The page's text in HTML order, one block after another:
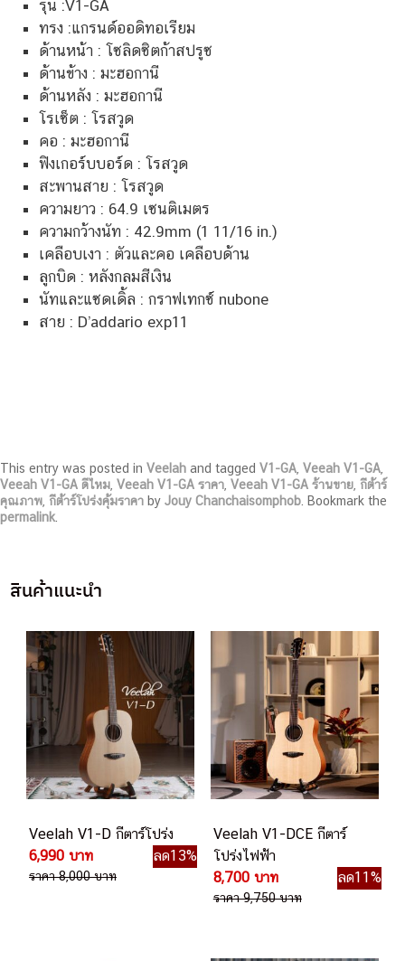
รุ่น :V1-GA
ทรง :แกรนด์ออดิทอเรียม
ด้านหน้า : โซลิดซิตก้าสปรูซ
ด้านข้าง : มะฮอกานี
ด้านหลัง : มะฮอกานี
โรเซ็ต : โรสวูด
คอ : มะฮอกานี
ฟิงเกอร์บบอร์ด : โรสวูด
สะพานสาย : โรสวูด
ความยาว : 64.9 เซนติเมตร
ความกว้างนัท : 42.9mm (1 11/16 in.)
เคลือบเงา : ตัวและคอ เคลือบด้าน
ลูกบิด : หลังกลมสีเงิน
นัทและแซดเดิ้ล : กราฟเทกซ์ nubone
สาย : D’addario exp11
This entry was posted in Veelah and tagged V1-GA Veeah V1-GA
Veeah V1-GA ดีไหม Veeah V1-GA ราคา Veeah V1-GA ร้านขาย กีต้าร์
คุณภาพ กีต้าร์โปร่งคุ้มราคา by Jouy Chanchaisomphob . Bookmark the
permalink
สินค้าแนะนำ
Veelah V1-D กีตาร์โปร่ง
6,990 บาท
ลด13%
ราคา 8,000 บาท
Veelah V1-DCE กีตาร์
โปร่งไฟฟ้า
8,700 บาท
ลด11%
ราคา 9,750 บาท